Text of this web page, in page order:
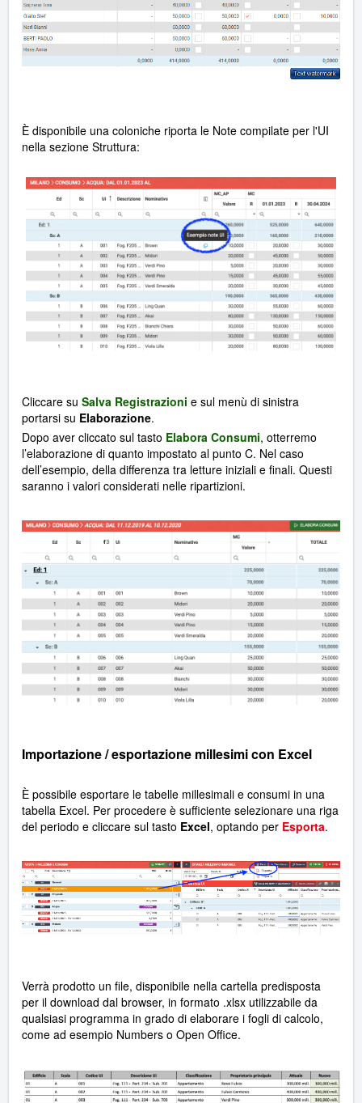
È disponibile una coloniche riporta le Note compilate per l'UI
nella sezione Struttura:
Cliccare su Salva Registrazioni e sul menù di sinistra
portarsi su Elaborazione.
Dopo aver cliccato sul tasto Elabora Consumi, otterremo
l’elaborazione di quanto impostato al punto C. Nel caso
dell’esempio, della differenza tra letture iniziali e finali. Questi
saranno i valori considerati nelle ripartizioni.
Importazione / esportazione millesimi con Excel
È possibile esportare le tabelle millesimali e consumi in una
tabella Excel. Per procedere è sufficiente selezionare una riga
del periodo e cliccare sul tasto Excel, optando per Esporta.
Verrà prodotto un file, disponibile nella cartella predisposta
per il download dal browser, in formato .xlsx utilizzabile da
qualsiasi programma in grado di elaborare i fogli di calcolo,
come ad esempio Numbers o Open Office.